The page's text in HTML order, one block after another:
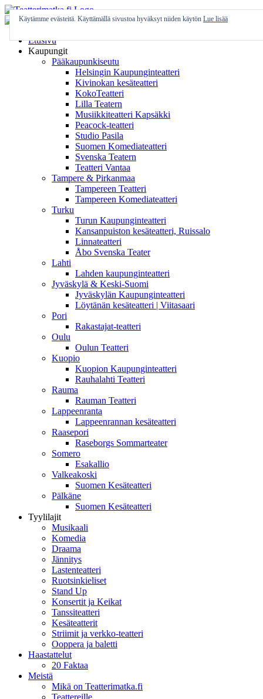
Skip
to
Etusivu
Kaupungit
Pääkaupunkiseutu
Helsingin Kaupunginteatteri
Kivinokan kesäteatteri
KokoTeatteri
Lilla Teatern
Musiikkiteatteri Kapsäkki
Peacock-teatteri
Studio Pasila
Suomen Komediateatteri
Svenska Teatern
Teatteri Vantaa
Tampere & Pirkanmaa
Tampereen Teatteri
Tampereen Komediateatteri
Turku
Turun Kaupunginteatteri
Kansanpuiston kesäteatteri, Ruissalo
Linnateatteri
Åbo Svenska Teater
Lahti
Lahden kaupunginteatteri
Jyväskylä & Keski-Suomi
Jyväskylän Kaupunginteatteri
Löytänän kesäteatteri | Viitasaari
Pori
Rakastajat-teatteri
Oulu
Oulun Teatteri
Kuopio
Kuopion Kaupunginteatteri
Rauhalahti Teatteri
Rauma
Rauman Teatteri
Lappeenranta
Lappeenrannan kesäteatteri
Raasepori
Raseborgs Sommarteater
Somero
Esakallio
Valkeakoski
Suomen Kesäteatteri
Pälkäne
Suomen Kesäteatteri
Tyylilajit
Musikaali
Komedia
Draama
Jännitys
Lastenteatteri
Ruotsinkieliset
Stand Up
Konsertit ja Keikat
Tanssiteatteri
Kesäteatterit
Striimit ja verkko-teatteri
Ooppera ja baletti
Haastattelut
20 Faktaa
Meistä
Mikä on Teatterimatka.fi
Teattereille
Käytämme evästeitä. Käyttämällä sivustoa hyväksyt niiden käytön Lue lisää